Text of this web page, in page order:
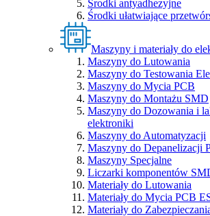
Środki antyadhezyjne
Środki ułatwiające
Maszyny i materiały do
Maszyny do Lutowania
Maszyny do Testowania
Maszyny do Mycia PCB
Maszyny do Montażu SMD
Maszyny do Dozowania i
elektroniki
Maszyny do Automatyzacji
Maszyny do Depanelizacji
Maszyny Specjalne
Liczarki komponentów
Materiały do Lutowania
Materiały do Mycia PCB
Materiały do